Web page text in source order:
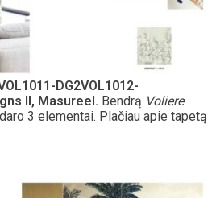
DG2VOL1012-
II, Masureel. Bendrą Voliere
3 elementai. Plačiau apie tapetą